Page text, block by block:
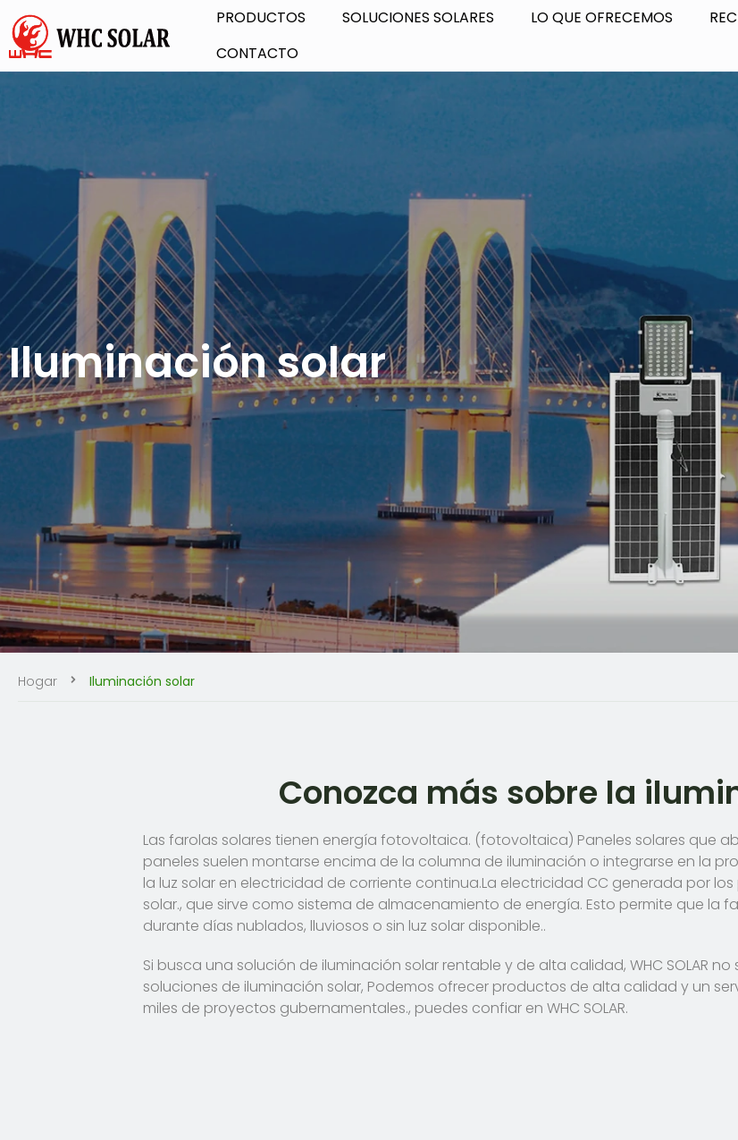
PRODUCTOS SOLUCIONES SOLARES LO QUE OFRECEMOS
CONTACTO
Iluminación solar
Hogar Iluminación solar
Conozca más sobre la
Las farolas solares tienen energía fotovoltaica. (fotovoltaica) Paneles solares que
paneles suelen montarse encima de la columna de iluminación o integrarse en la
la luz solar en electricidad de corriente continua.La electricidad CC generada por
solar., que sirve como sistema de almacenamiento de energía. Esto permite que la
durante días nublados, lluviosos o sin luz solar disponible..
Si busca una solución de iluminación solar rentable y de alta calidad, WHC SOLAR
soluciones de iluminación solar, Podemos ofrecer productos de alta calidad y un
miles de proyectos gubernamentales., puedes confiar en WHC SOLAR.